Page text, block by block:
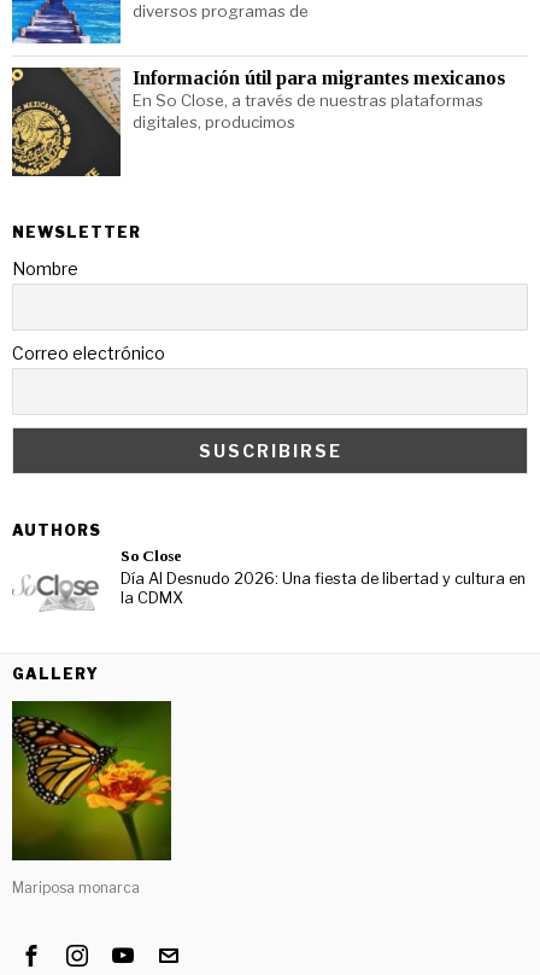
diversos programas de
Información útil para migrantes mexicanos
En So Close, a través de nuestras plataformas
digitales, producimos
NEWSLETTER
Nombre
Correo electrónico
AUTHORS
So Close
Día Al Desnudo 2026: Una fiesta de libertad y cultura en
la CDMX
GALLERY
Mariposa monarca